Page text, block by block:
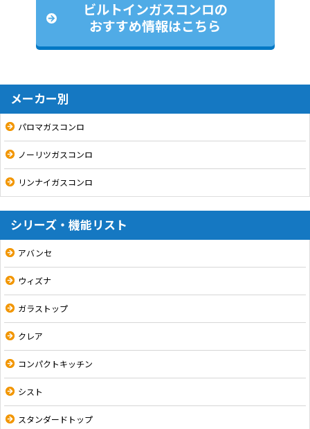
ビルトインガスコンロの
おすすめ情報はこちら
メーカー別
パロマガスコンロ
ノーリツガスコンロ
リンナイガスコンロ
シリーズ・機能リスト
アバンセ
ウィズナ
ガラストップ
クレア
コンパクトキッチン
シスト
スタンダードトップ